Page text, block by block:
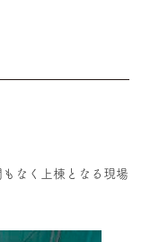
なく上棟となる現場